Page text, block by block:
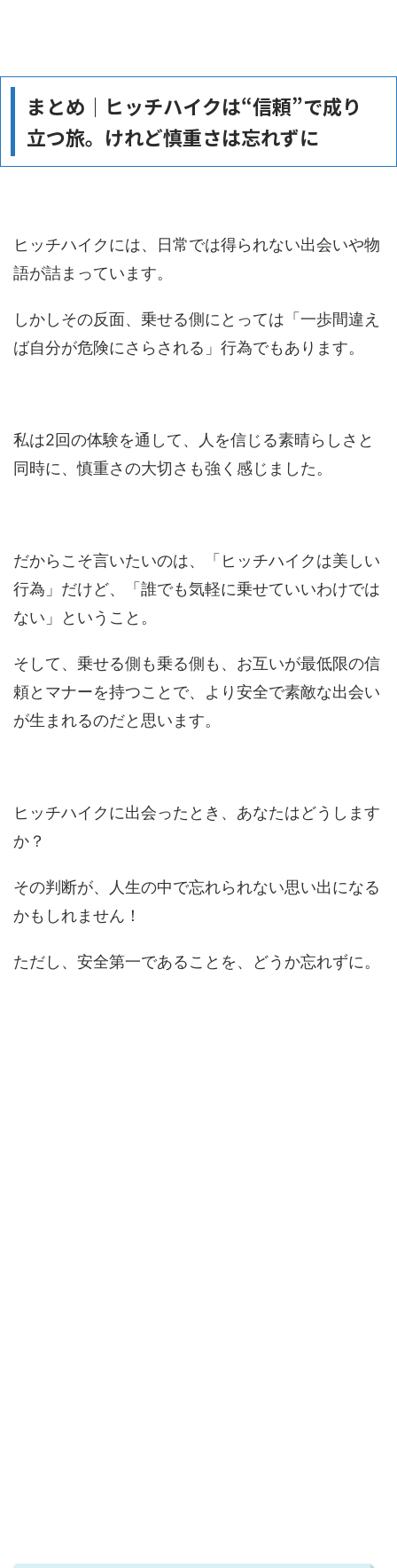
まとめ｜ヒッチハイクは“信頼”で成り
立つ旅。けれど慎重さは忘れずに
ヒッチハイクには、日常では得られない出会いや物
語が詰まっています。
しかしその反面、乗せる側にとっては「一歩間違え
ば自分が危険にさらされる」行為でもあります。
私は2回の体験を通して、人を信じる素晴らしさと
同時に、慎重さの大切さも強く感じました。
だからこそ言いたいのは、「ヒッチハイクは美しい
行為」だけど、「誰でも気軽に乗せていいわけでは
ない」ということ。
そして、乗せる側も乗る側も、お互いが最低限の信
頼とマナーを持つことで、より安全で素敵な出会い
が生まれるのだと思います。
ヒッチハイクに出会ったとき、あなたはどうします
か？
その判断が、人生の中で忘れられない思い出になる
かもしれません！
ただし、安全第一であることを、どうか忘れずに。